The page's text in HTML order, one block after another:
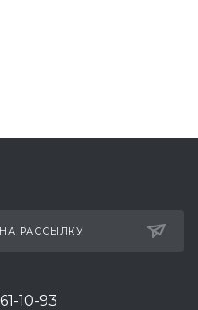
РАССЫЛКУ
10-93